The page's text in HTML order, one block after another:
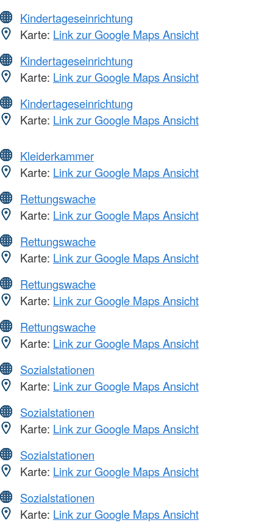
Kindertageseinrichtung
Karte: Link zur Google Maps Ansicht
Kindertageseinrichtung
Karte: Link zur Google Maps Ansicht
Kindertageseinrichtung
Karte: Link zur Google Maps Ansicht
Kleiderkammer
Karte: Link zur Google Maps Ansicht
Rettungswache
Karte: Link zur Google Maps Ansicht
Rettungswache
Karte: Link zur Google Maps Ansicht
Rettungswache
Karte: Link zur Google Maps Ansicht
Rettungswache
Karte: Link zur Google Maps Ansicht
Sozialstationen
Karte: Link zur Google Maps Ansicht
Sozialstationen
Karte: Link zur Google Maps Ansicht
Sozialstationen
Karte: Link zur Google Maps Ansicht
Sozialstationen
Karte: Link zur Google Maps Ansicht